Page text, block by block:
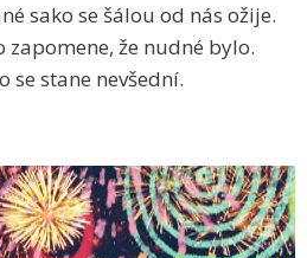
sako se šálou od nás ožije.
zapomene, že nudné bylo.
se stane nevšední.